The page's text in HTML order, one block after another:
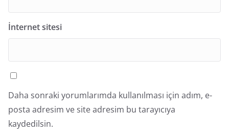
İnternet sitesi
Daha sonraki yorumlarımda kullanılması için adım, e-
posta adresim ve site adresim bu tarayıcıya
kaydedilsin.